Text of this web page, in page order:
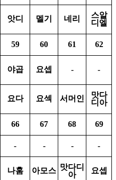
앗디 멜기 네리
스알
디엘
59 60 61 62
야곱 요셉 - -
요다 요섹 서머인
맛다
디아
66 67 68 69
- - - -
나훔 아모스 맛다디
아
요셉